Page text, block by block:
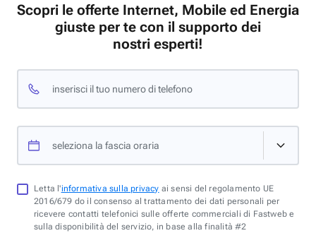
Scopri le offerte Internet, Mobile ed Energia
giuste per te con il supporto dei
nostri esperti!
inserisci il tuo numero di telefono
seleziona la fascia oraria
Letta l'informativa sulla privacy ai sensi del regolamento UE
2016/679 do il consenso al trattamento dei dati personali per
ricevere contatti telefonici sulle offerte commerciali di Fastweb e
sulla disponibilità del servizio, in base alla finalità #2